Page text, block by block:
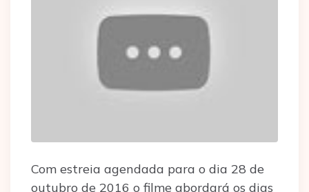
Com estreia agendada para o dia 28 de
outubro de 2016 o filme abordará os dias